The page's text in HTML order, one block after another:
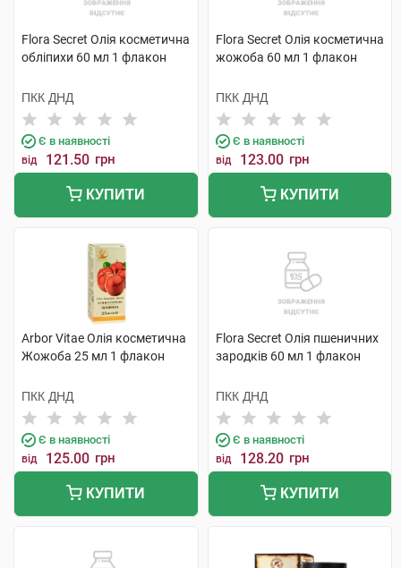
Flora Secret Олія косметична
обліпихи 60 мл 1 флакон
ПКК ДНД
Є в наявності
від 121.50 грн
КУПИТИ
Flora Secret Олія косметична
жожоба 60 мл 1 флакон
ПКК ДНД
Є в наявності
від 123.00 грн
КУПИТИ
Arbor Vitae Олія косметична
Жожоба 25 мл 1 флакон
ПКК ДНД
Є в наявності
від 125.00 грн
КУПИТИ
Flora Secret Олія пшеничних
зародків 60 мл 1 флакон
ПКК ДНД
Є в наявності
від 128.20 грн
КУПИТИ